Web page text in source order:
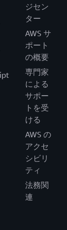
ジセン
ター
AWS サ
ポート
の概要
専門家
による
サポー
トを受
ける
AWS の
アクセ
シビリ
ティ
法務関
連